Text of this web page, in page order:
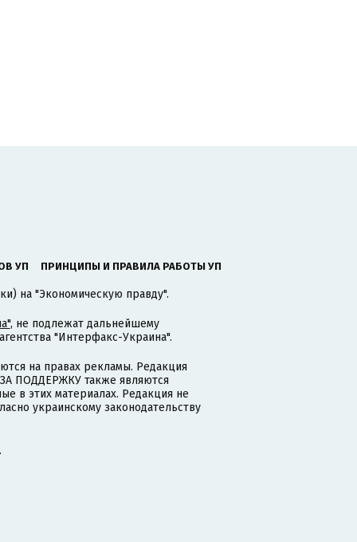
УП ПРИНЦИПЫ И ПРАВИЛА РАБОТЫ УП
на "Экономическую правду".
, не подлежат дальнейшему
"Интерфакс-Украина".
на правах рекламы. Редакция
ПОДДЕРЖКУ также являются
в этих материалах. Редакция не
украинскому законодательству